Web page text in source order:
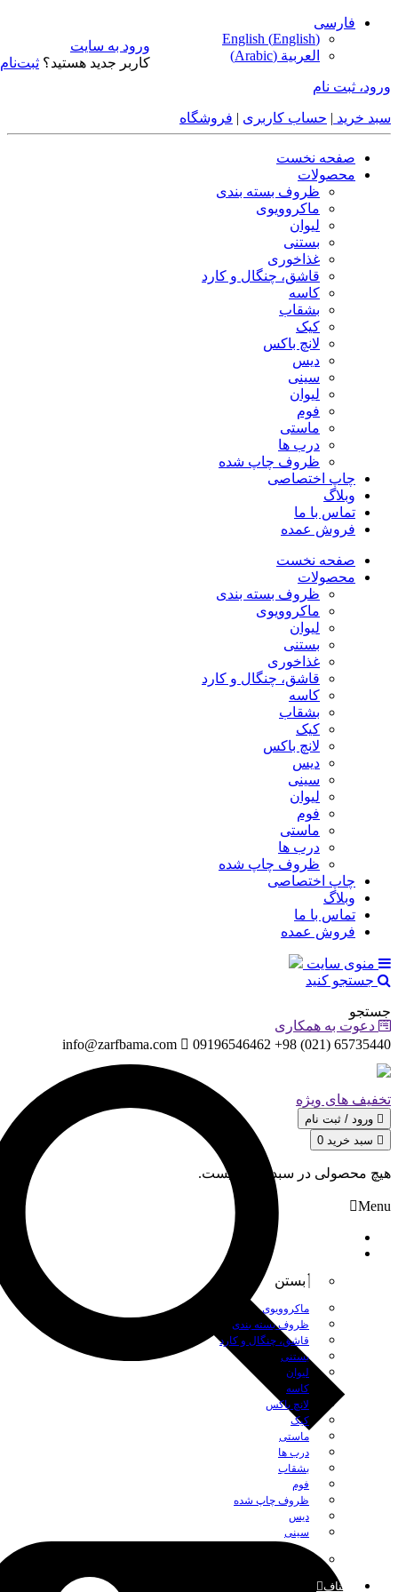
فارسی
English (English)
العربية (
Arabic
)
ورود، ثبت نام
سبد خرید | حساب کاربری | فروشگاه
صفحه نخست
محصولات
ظروف بسته بندی
ماکروویوی
لیوان
بستنی
غذاخوری
قاشق، چنگال و کارد
کاسه
بشقاب
کیک
لانچ باکس
دیس
سینی
لیوان
فوم
ماستی
درب ها
ظروف چاپ شده
چاپ اختصاصی
وبلاگ
تماس با ما
فروش عمده
صفحه نخست
محصولات
ظروف بسته بندی
ماکروویوی
لیوان
بستنی
غذاخوری
قاشق، چنگال و کارد
کاسه
بشقاب
کیک
لانچ باکس
دیس
سینی
لیوان
فوم
ماستی
درب ها
ظروف چاپ شده
چاپ اختصاصی
وبلاگ
تماس با ما
فروش عمده
منوی سایت
جستجو کنید
جستجو
دعوت به همکاری
65735440 (021) 98+ 09196546462
info@zarfbama.com
تخفیف های ویژه
ورود به سایت
کاربر جدید هستید؟ ثبت‌نام
سبد خرید 0
هیچ محصولی در سبد خرید نیست.
Menu
بستن
ماکروویوی
ظروف بسته بندی
قاشق، چنگال و کارد
بستنی
لیوان
کاسه
لانچ باکس
کیک
ماستی
درب ها
بشقاب
فوم
ظروف چاپ شده
دیس
سینی
اصناف